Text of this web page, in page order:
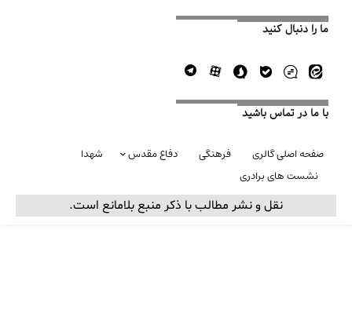
ما را دنبال کنید
با ما در تماس باشید
صفحه اصلی گالری فرهنگی دفاع مقدس
شهدا
نشست های برادری
نقل و نشر مطالب با ذکر منبع بلامانع است.